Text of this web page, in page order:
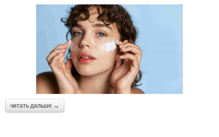
читать дальше →